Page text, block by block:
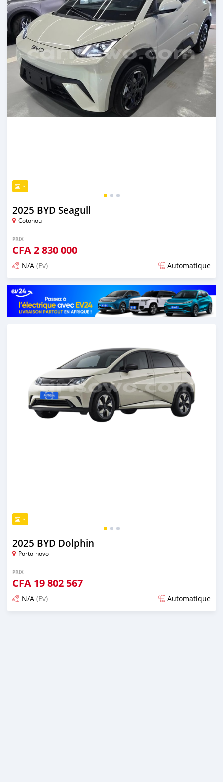
3
2025 BYD Seagull
Cotonou
PRIX
CFA2 830 000
N/A (Ev) Automatique
Publié il y a 5 mois
3
2025 BYD Dolphin
Porto-novo
PRIX
CFA 19 802 567
N/A (Ev) Automatique